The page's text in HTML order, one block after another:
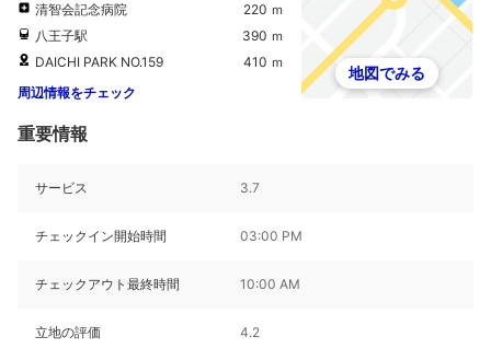
清智会記念病院
220 ｍ
八王子駅
390 ｍ
DAICHI PARK NO.159
410 ｍ
周辺情報をチェック
地図でみる
重要情報
サービス 3.7
チェックイン開始時間 03:00 PM
チェックアウト最終時間 10:00 AM
立地の評価 4.2